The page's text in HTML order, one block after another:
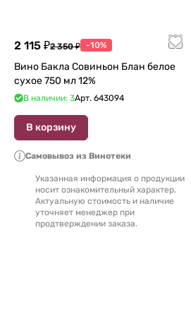
2 115 ₽2 350 ₽ -10%
Вино Бакла Совиньон Блан белое
сухое 750 мл 12%
В наличии: 3Арт. 643094
В корзину
Самовывоз из Винотеки
Указанная информация о продукции
носит ознакомительный характер.
Актуальную стоимость и наличие
уточняет менеджер при
продтверждении заказа.